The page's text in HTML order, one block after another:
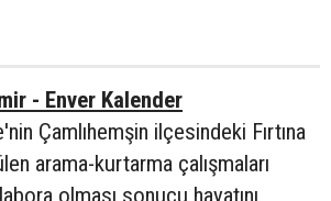
- Enver Kalender
Çamlıhemşin ilçesindeki Fırtına
arama-kurtarma çalışmaları
olması sonucu hayatını